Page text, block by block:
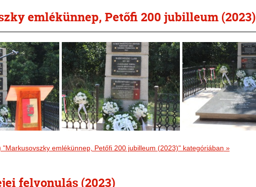
emlékünnep, Petőfi 200 jubilleum (2023)
"Markusovszky emlékünnep, Petőfi 200 jubilleum (2023)" kategóriában »
felvonulás (2023)